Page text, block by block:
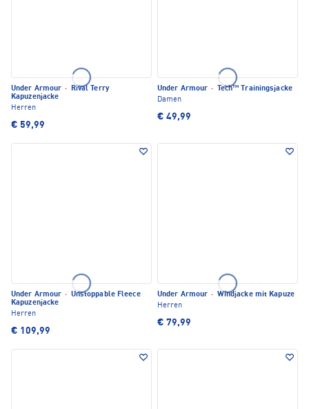
Under Armour ·
Rival Terry
Kapuzenjacke
Herren
€ 59,99
Under Armour ·
Tech™ Trainingsjacke
Damen
€ 49,99
Under Armour · Unstoppable Fleece
Kapuzenjacke
Herren
€ 109,99
Under Armour · Windjacke mit Kapuze
Herren
€ 79,99